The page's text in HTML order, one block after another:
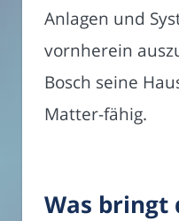
Anlagen und
vornherein
Bosch seine
Matter-fähig.
Was bringt